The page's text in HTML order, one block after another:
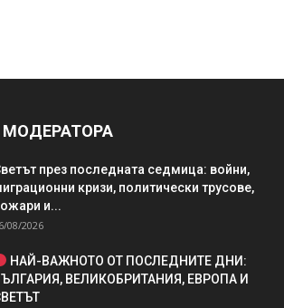
МОДЕРАТОРА
през последната седмица: войни,
кризи, политически трусове,
и...
08/2026
НАЙ-ВАЖНОТО ОТ ПОСЛЕДНИТЕ ДНИ:
ВЕЛИКОБРИТАНИЯ, ЕВРОПА И